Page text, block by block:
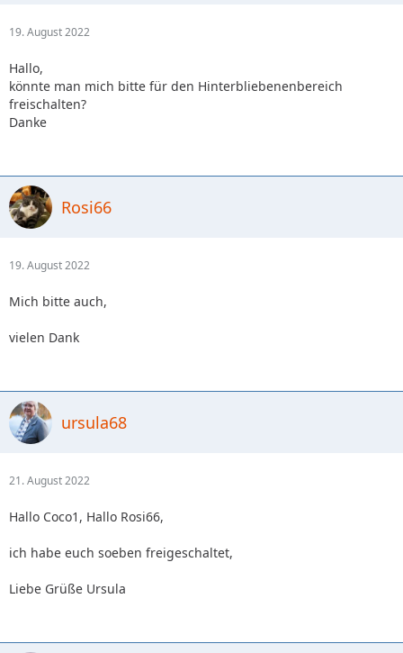
19. August 2022
Hallo,
könnte man mich bitte für den Hinterbliebenenbereich
freischalten?
Danke
Rosi66
19. August 2022
Mich bitte auch,
vielen Dank
ursula68
21. August 2022
Hallo Coco1, Hallo Rosi66,
ich habe euch soeben freigeschaltet,
Liebe Grüße Ursula